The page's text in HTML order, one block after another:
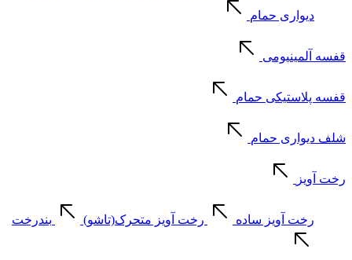
دیواری حمام
قفسه آلمینیومی
قفسه پلاستیکی حمام
شلف دیواری حمام
رخت آویز
رخت آویز ساده رخت آویز متحرک(تاشو) بندرخت